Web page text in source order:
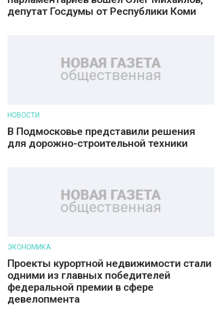
депутат Госдумы от Республики Коми
НОВОСТИ
В Подмосковье представили решения
для дорожно-строительной техники
ЭКОНОМИКА
Проекты курортной недвижимости стали
одними из главных победителей
федеральной премии в сфере
девелопмента